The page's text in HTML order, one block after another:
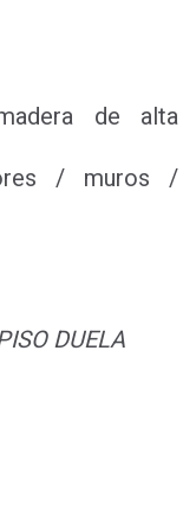
de alta
/ muros /